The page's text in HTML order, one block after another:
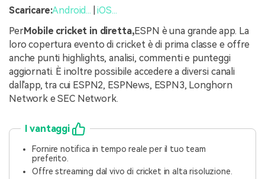
Scaricare:Android... |iOS...
PerMobile cricket in diretta,ESPN è una grande app. La
loro copertura evento di cricket è di prima classe e offre
anche punti highlights, analisi, commenti e punteggi
aggiornati. È inoltre possibile accedere a diversi canali
dall'app, tra cui ESPN2, ESPNews, ESPN3, Longhorn
Network e SEC Network.
I vantaggi
Fornire notifica in tempo reale per il tuo team
preferito.
Offre streaming dal vivo di cricket in alta risoluzione.